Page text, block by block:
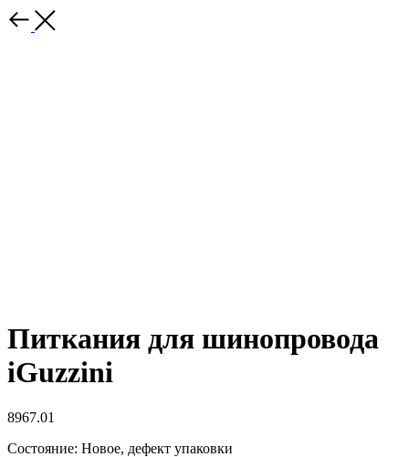
Питкания для шинопровода
iGuzzini
8967.01
Состояние: Новое, дефект упаковки